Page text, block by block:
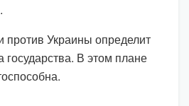
против Украины определит
государства. В этом плане